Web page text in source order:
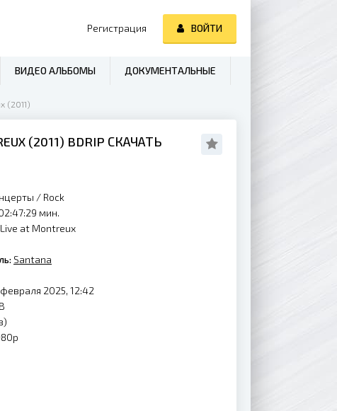
(2011)
(2011) BDRIP СКАЧАТЬ
/ Rock
мин.
at Montreux
Santana
2025, 12:42
Регистрация ВОЙТИ
ВИДЕО АЛЬБОМЫ ДОКУМЕНТАЛЬНЫЕ